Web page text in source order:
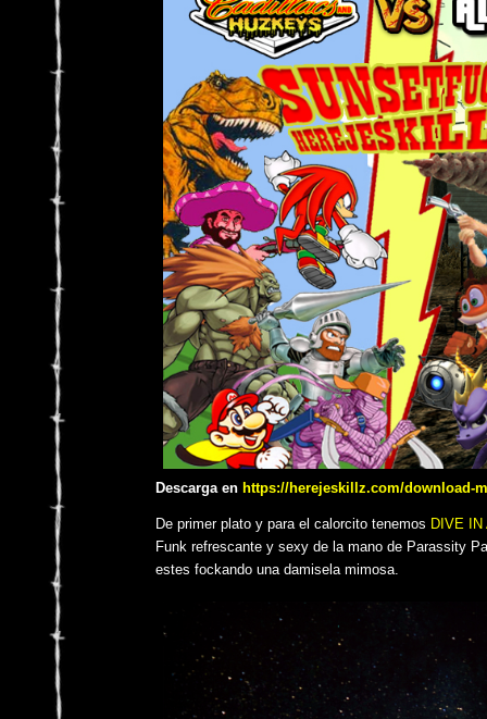
Descarga en https://herejeskillz.com/download-
De primer plato y para el calorcito tenemos DIVE IN
Funk refrescante y sexy de la mano de Parassity
estes fockando una damisela mimosa.